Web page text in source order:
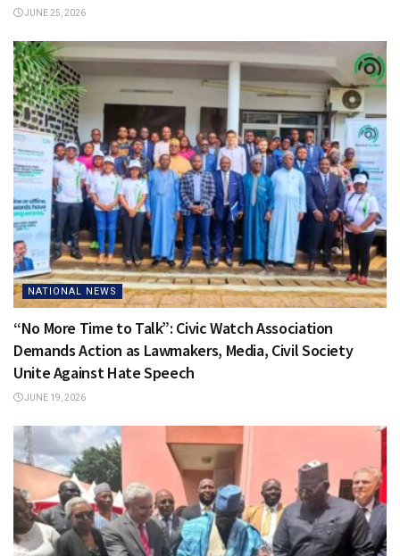
JUNE 25, 2026
NATIONAL NEWS
“No More Time to Talk”: Civic Watch Association
Demands Action as Lawmakers, Media, Civil Society
Unite Against Hate Speech
JUNE 19, 2026